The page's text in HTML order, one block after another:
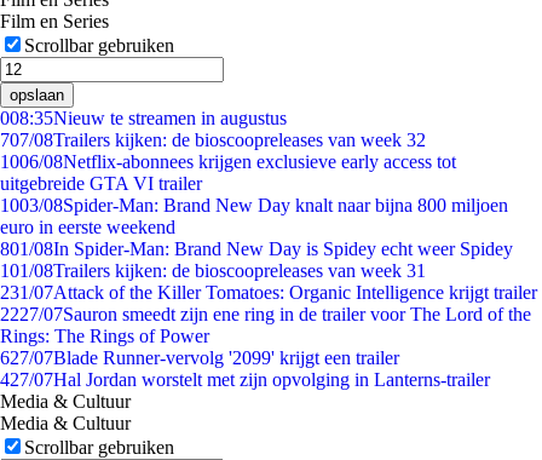
Film en Series
Scrollbar gebruiken
opslaan
008:35Nieuw te streamen in augustus
707/08Trailers kijken: de bioscoopreleases van week 32
1006/08Netflix-abonnees krijgen exclusieve early access tot
uitgebreide GTA VI trailer
1003/08Spider-Man: Brand New Day knalt naar bijna 800 miljoen
euro in eerste weekend
801/08In Spider-Man: Brand New Day is Spidey echt weer Spidey
101/08Trailers kijken: de bioscoopreleases van week 31
231/07Attack of the Killer Tomatoes: Organic Intelligence krijgt trailer
2227/07Sauron smeedt zijn ene ring in de trailer voor The Lord of the
Rings: The Rings of Power
627/07Blade Runner-vervolg '2099' krijgt een trailer
427/07Hal Jordan worstelt met zijn opvolging in Lanterns-trailer
Media & Cultuur
Media & Cultuur
Scrollbar gebruiken